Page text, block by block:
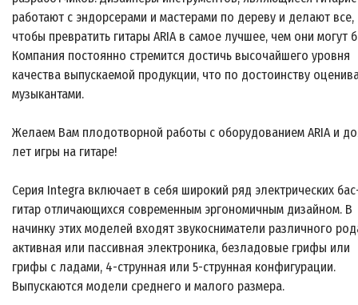
работают с эндорсерами и мастерами по дереву и делают все,
чтобы превратить гитары ARIA в самое лучшее, чем они могут
Компания постоянно стремится достичь высочайшего уровня
качества выпускаемой продукции, что по достоинству
музыкантами.
Желаем Вам плодотворной работы с оборудованием ARIA и
лет игры на гитаре!
Серия Integra включает в себя широкий ряд электрических
гитар отличающихся современным эргономичным дизайном. В
начинку этих моделей входят звукосниматели различного
активная или пассивная электроника, безладовые грифы или
грифы с ладами, 4-струнная или 5-струнная конфигурации.
Выпускаются модели среднего и малого размера.